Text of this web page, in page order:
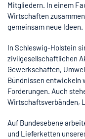
Mitgliedern. In einem
Wirtschaften
gemeinsam neue Ideen.
In Schleswig-Holstein
zivilgesellschaftlichen
Gewerkschaften,
Bündnissen entwickeln
Forderungen. Auch
Wirtschaftsverbänden,
Auf Bundesebene
und Lieferketten